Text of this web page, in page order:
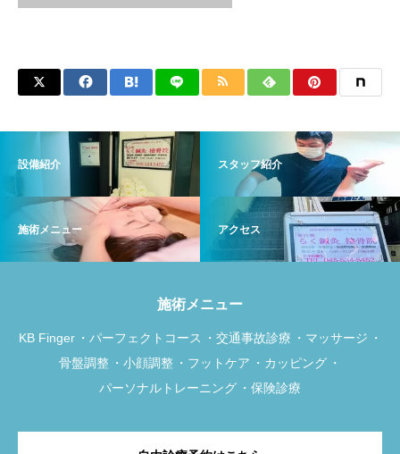
骨盤調整 小顔調整
設備紹介 スタッフ紹介
施術メニュー アクセス
施術メニュー
KB Finger パーフェクトコース 交通事故診療
マッサージ
骨盤調整
小顔調整 フットケア
カッピング
パーソナルトレーニング
保険診療